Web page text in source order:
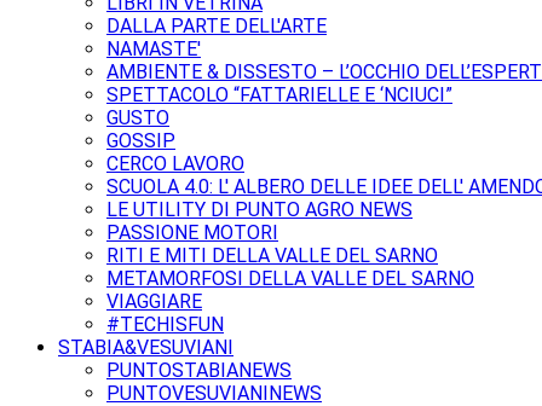
DALLA PARTE DELL'ARTE
NAMASTE'
AMBIENTE & DISSESTO – L’OCCHIO
SPETTACOLO “FATTARIELLE E ‘NCIUCI”
GUSTO
GOSSIP
CERCO LAVORO
SCUOLA 4.0: L' ALBERO DELLE IDEE DELL'
LE UTILITY DI PUNTO AGRO NEWS
PASSIONE MOTORI
RITI E MITI DELLA VALLE DEL SARNO
METAMORFOSI DELLA VALLE DEL SARNO
VIAGGIARE
#TECHISFUN
STABIA&VESUVIANI
PUNTOSTABIANEWS
PUNTOVESUVIANINEWS